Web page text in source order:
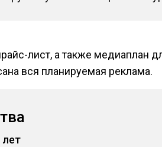
лист, а также медиаплан
вся планируемая реклама.